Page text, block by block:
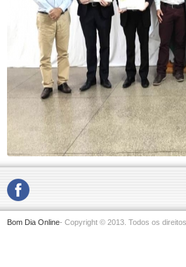
Bom Dia Online- Copyright © 2013. Todos os